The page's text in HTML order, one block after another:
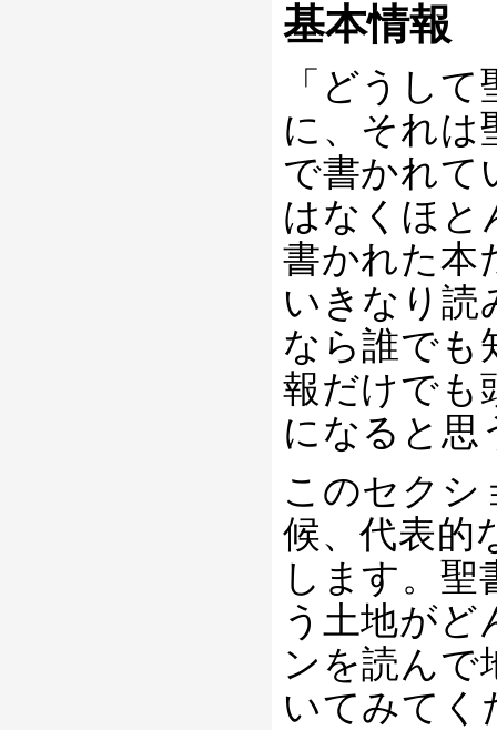
基本情報
「どうし
に、それは
で書かれて
はなくほと
書かれた本
いきなり読
なら誰でも
報だけでも
になると思
このセクシ
候、代表的
します。
う土地がど
ンを読んで
いてみてく